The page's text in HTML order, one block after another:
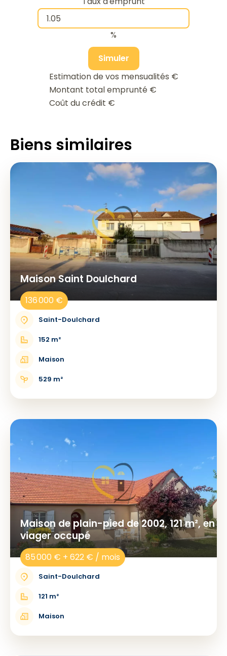
%
Simuler
Estimation de vos mensualités €
Montant total emprunté €
Coût du crédit €
Biens similaires
Maison Saint Doulchard
136 000 €
Saint-Doulchard
152 m²
Maison
529 m²
Maison de plain-pied de 2002, 121 m², en
viager occupé
85 000 € + 622 € / mois
Saint-Doulchard
121 m²
Maison